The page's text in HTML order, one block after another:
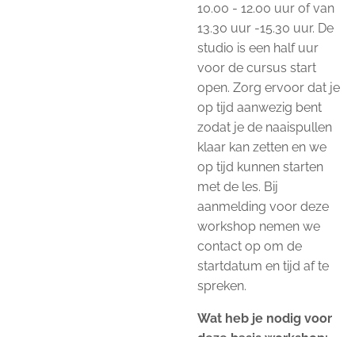
10.00 - 12.00 uur of van
13.30 uur -15.30 uur. De
studio is een half uur
voor de cursus start
open. Zorg ervoor dat je
op tijd aanwezig bent
zodat je de naaispullen
klaar kan zetten en we
op tijd kunnen starten
met de les. Bij
aanmelding voor deze
workshop nemen we
contact op om de
startdatum en tijd af te
spreken.
Wat heb je nodig voor